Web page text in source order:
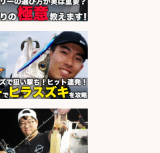
金 豊洲場外食堂
sponsored by 求人ボックス
報を見る